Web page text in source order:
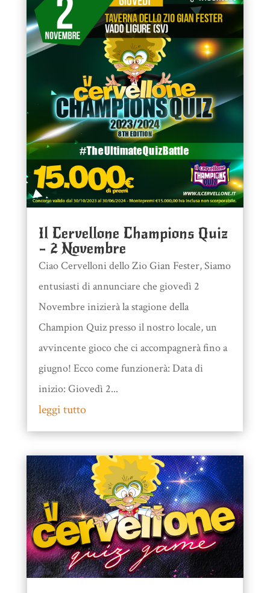
Il Cervellone Champions Quiz
– 2 Novembre
Ciao Cervelloni dello Zio Gian Fester, Siamo
entusiasti di annunciare che giovedì 2
Novembre inizierà la stagione della
Champion Quiz presso il nostro locale, un
avvincente gioco che ci accompagnerà fino a
giugno! Ecco come funzionerà: Data di
inizio: Giovedì 2...
leggi tutto